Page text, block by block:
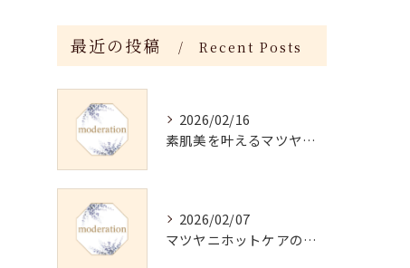
最近の投稿 Recent Posts
2026/02/16
素肌美を叶えるマツヤニホットセラピーの効果
2026/02/07
マツヤニホットケアの正しい使い方と継続法